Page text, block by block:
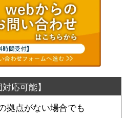
拠点がない場合でも